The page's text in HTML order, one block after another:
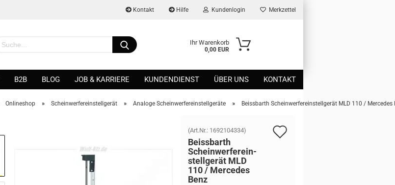
Kontakt Hilfe Kundenlogin Merkzettel
Ihr Warenkorb
0,00 EUR
B2B BLOG JOB & KARRIERE KUNDENDIENST ÜBER UNS KONTAKT
Onlineshop » Scheinwerfereinstellgerät » Analoge Scheinwerfereinstellgeräte » Beissbarth Scheinwerfereinstellgerät MLD 110 / Mercedes
(Art.Nr.: 1692104334)
Beiss­barth
Schein­wer­fer­ein­
stell­ge­rät MLD
110 / Mer­ce­des
Benz